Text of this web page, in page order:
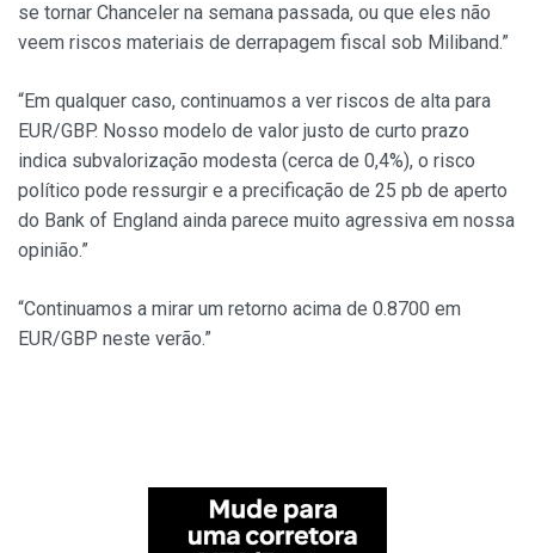
se tornar Chanceler na semana passada, ou que eles não
veem riscos materiais de derrapagem fiscal sob Miliband.”
“Em qualquer caso, continuamos a ver riscos de alta para
EUR/GBP. Nosso modelo de valor justo de curto prazo
indica subvalorização modesta (cerca de 0,4%), o risco
político pode ressurgir e a precificação de 25 pb de aperto
do Bank of England ainda parece muito agressiva em nossa
opinião.”
“Continuamos a mirar um retorno acima de 0.8700 em
EUR/GBP neste verão.”